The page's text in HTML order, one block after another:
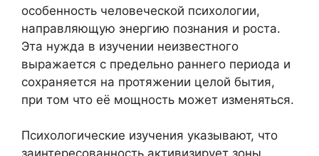
особенность человеческой психологии,
направляющую энергию познания и роста.
Эта нужда в изучении неизвестного
выражается с предельно раннего периода и
сохраняется на протяжении целой бытия,
при том что её мощность может изменяться.
Психологические изучения указывают, что